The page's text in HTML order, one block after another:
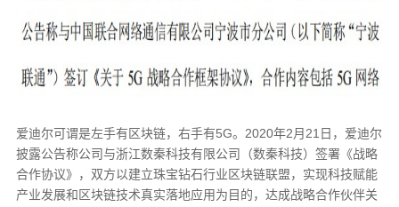
爱迪尔可谓是左手有区块链，右手有5G。2020年2月21日，爱迪尔
披露公告称公司与浙江数秦科技有限公司（数秦科技）签署《战略
合作协议》，双方以建立珠宝钻石行业区块链联盟，实现科技赋能
产业发展和区块链技术真实落地应用为目的，达成战略合作伙伴关